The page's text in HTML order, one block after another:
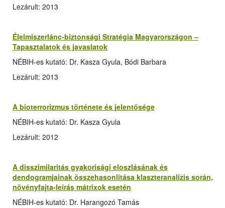
Lezárult: 2013
Élelmiszerlánc-biztonsági Stratégia Magyarországon –
Tapasztalatok és javaslatok
NÉBIH-es kutató: Dr. Kasza Gyula, Bódi Barbara
Lezárult: 2013
A bioterrorizmus története és jelentősége
NÉBIH-es kutató: Dr. Kasza Gyula
Lezárult: 2012
A disszimilaritás gyakorisági eloszlásának és
dendogramjainak összehasonlítása klaszteranalízis során,
növényfajta-leírás mátrixok esetén
NÉBIH-es kutató: Dr. Harangozó Tamás